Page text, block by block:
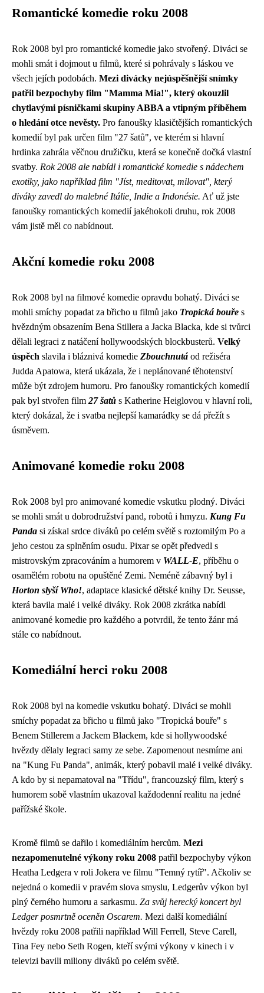
Romantické komedie roku 2008
Rok 2008 byl pro romantické komedie jako stvořený. Diváci se
mohli smát i dojmout u filmů, které si pohrávaly s láskou ve
všech jejích podobách. Mezi divácky nejúspěšnější snímky
patřil bezpochyby film "Mamma Mia!", který okouzlil
chytlavými písničkami skupiny ABBA a vtipným příběhem
o hledání otce nevěsty. Pro fanoušky klasičtějších romantických
komedií byl pak určen film "27 šatů", ve kterém si hlavní
hrdinka zahrála věčnou družičku, která se konečně dočká vlastní
svatby. Rok 2008 ale nabídl i romantické komedie s nádechem
exotiky, jako například film "Jíst, meditovat, milovat", který
diváky zavedl do malebné Itálie, Indie a Indonésie. Ať už jste
fanoušky romantických komedií jakéhokoli druhu, rok 2008
vám jistě měl co nabídnout.
Akční komedie roku 2008
Rok 2008 byl na filmové komedie opravdu bohatý. Diváci se
mohli smíchy popadat za břicho u filmů jako Tropická bouře s
hvězdným obsazením Bena Stillera a Jacka Blacka, kde si tvůrci
dělali legraci z natáčení hollywoodských blockbusterů. Velký
úspěch slavila i bláznivá komedie Zbouchnutá od režiséra
Judda Apatowa, která ukázala, že i neplánované těhotenství
může být zdrojem humoru. Pro fanoušky romantických komedií
pak byl stvořen film 27 šatů s Katherine Heiglovou v hlavní roli,
který dokázal, že i svatba nejlepší kamarádky se dá přežít s
úsměvem.
Animované komedie roku 2008
Rok 2008 byl pro animované komedie vskutku plodný. Diváci
se mohli smát u dobrodružství pand, robotů i hmyzu. Kung Fu
Panda si získal srdce diváků po celém světě s roztomilým Po a
jeho cestou za splněním osudu. Pixar se opět předvedl s
mistrovským zpracováním a humorem v WALL-E, příběhu o
osamělém robotu na opuštěné Zemi. Neméně zábavný byl i
Horton slyší Who!, adaptace klasické dětské knihy Dr. Seusse,
která bavila malé i velké diváky. Rok 2008 zkrátka nabídl
animované komedie pro každého a potvrdil, že tento žánr má
stále co nabídnout.
Komediální herci roku 2008
Rok 2008 byl na komedie vskutku bohatý. Diváci se mohli
smíchy popadat za břicho u filmů jako "Tropická bouře" s
Benem Stillerem a Jackem Blackem, kde si hollywoodské
hvězdy dělaly legraci samy ze sebe. Zapomenout nesmíme ani
na "Kung Fu Panda", animák, který pobavil malé i velké diváky.
A kdo by si nepamatoval na "Třídu", francouzský film, který s
humorem sobě vlastním ukazoval každodenní realitu na jedné
pařížské škole.
Kromě filmů se dařilo i komediálním hercům. Mezi
nezapomenutelné výkony roku 2008 patřil bezpochyby výkon
Heatha Ledgera v roli Jokera ve filmu "Temný rytíř". Ačkoliv se
nejedná o komedii v pravém slova smyslu, Ledgerův výkon byl
plný černého humoru a sarkasmu. Za svůj herecký koncert byl
Ledger posmrtně oceněn Oscarem. Mezi další komediální
hvězdy roku 2008 patřili například Will Ferrell, Steve Carell,
Tina Fey nebo Seth Rogen, kteří svými výkony v kinech i v
televizi bavili miliony diváků po celém světě.